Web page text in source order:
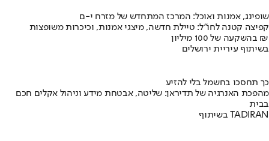
שופינג, אמנות ואוכל: המרכז המתחדש של מזרח י-ם
קפיצה קטנה לחו"ל: טיילת חדשה, מיצגי אמנות, וכיכרות משופצות
בהשקעה של 100 מיליון ₪
בשיתוף עיריית ירושלים
כך תחסכו בחשמל בלי להזיע
מהפכת האנרגיה של תדיראן: שליטה, אבטחת מידע וניהול אקלים חכם
בבית
בשיתוף TADIRAN